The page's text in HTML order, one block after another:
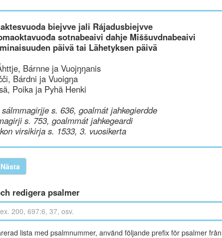
biejvve jali Rájadusbiejvve
sotnabeaivi dahje Miššuvdnabeaivi
päivä tai Lähetyksen päivä
Bárnne ja Vuojŋŋanis
Bárdni ja Vuoigŋa
Poika ja Pyhä Henki
s. 636, goalmát jahkegierdde
s. 753, goalmmát jahkegeardi
virsikirja s. 1533, 3. vuosikerta
Nästa
redigera psalmer
lista med psalmnummer, använd följande prefix för psalmer